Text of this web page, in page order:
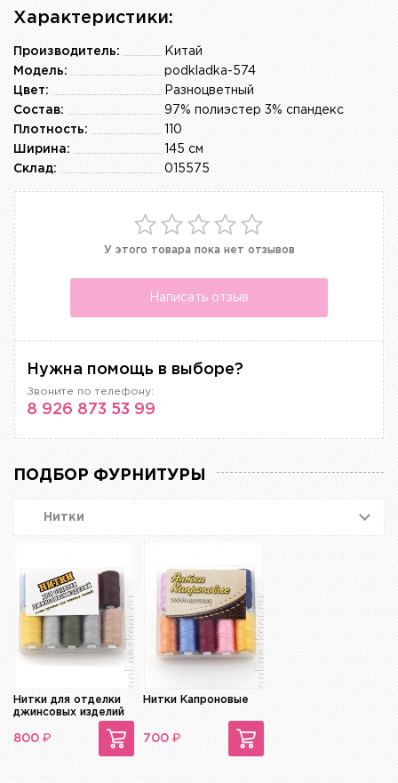
Характеристики:
Китай
Производитель:
podkladka-574
Модель:
Разноцветный
Цвет:
97% полиэстер 3% спандекс
Состав:
110
Плотность:
145 см
Ширина:
015575
Склад:
У этого товара пока нет отзывов
Написать отзыв
Нужна помощь в выборе?
Звоните по телефону:
8 926 873 53 99
ПОДБОР ФУРНИТУРЫ
Нитки
Нитки для отделки
джинсовых изделий
800 ₽
Нитки Капроновые
700 ₽